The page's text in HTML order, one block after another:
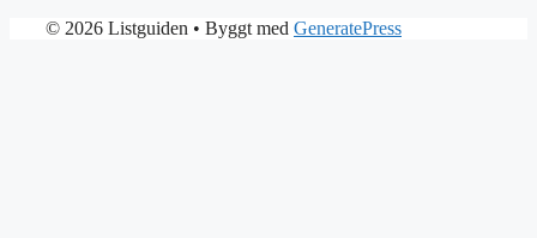
© 2026 Listguiden • Byggt med GeneratePress